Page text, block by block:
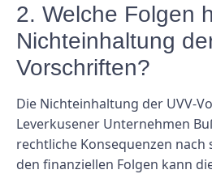
2. Welche Folgen
Nichteinhaltung
Vorschriften?
Die Nichteinhaltung der UVV-
Leverkusener Unternehmen
rechtliche Konsequenzen nach
den finanziellen Folgen kann